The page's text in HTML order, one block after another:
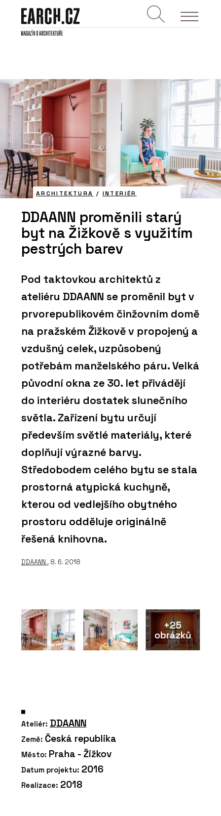
ARCHITEKTURA / INTERIÉR
DDAANN proměnili starý
byt na Žižkově s využitím
pestrých barev
Pod taktovkou architektů z
ateliéru DDAANN se proměnil byt v
prvorepublikovém činžovním domě
na pražském Žižkově v propojený a
vzdušný celek, uzpůsobený
potřebám manželského páru. Velká
původní okna ze 30. let přivádějí
do interiéru dostatek slunečního
světla. Zařízení bytu určují
především světlé materiály, které
doplňují výrazné barvy.
Středobodem celého bytu se stala
prostorná atypická kuchyně,
kterou od vedlejšího obytného
prostoru odděluje originálně
řešená knihovna.
DDAANN , 8. 6. 2018
+25
obrázků
Ateliér: DDAANN
Země: Česká republika
Město: Praha - Žižkov
Datum projektu: 2016
Realizace: 2018